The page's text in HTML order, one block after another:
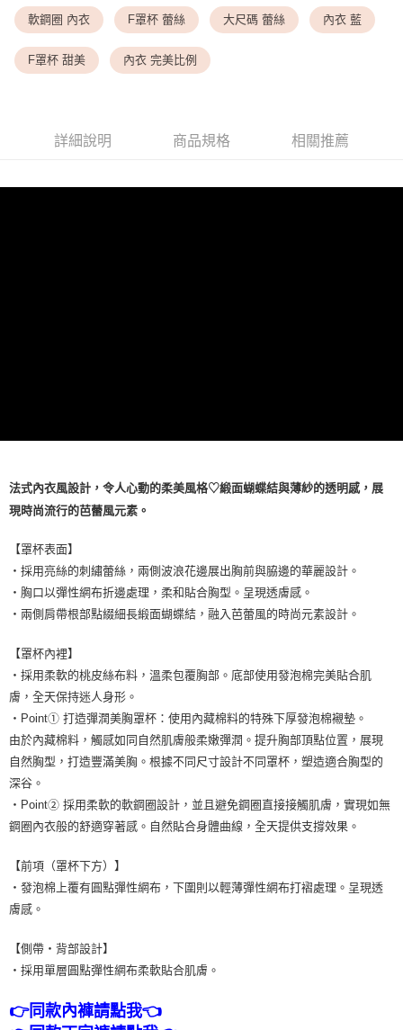
<無合作配送請勿選取>付款後萊爾富取貨
每筆NT$9,999
付款後7-11取貨
軟鋼圈 內衣 F罩杯 蕾絲 大尺碼 蕾絲 內衣 藍
F罩杯 甜美 內衣 完美比例
詳細說明 商品規格 相關推薦
法式內衣風設計，令人心動的柔美風格♡緞面蝴蝶結與薄紗的透明感，展
現時尚流行的芭蕾風元素。
【罩杯表面】
・採用亮絲的刺繡蕾絲，兩側波浪花邊展出胸前與脇邊的華麗設計。
・胸口以彈性網布折邊處理，柔和貼合胸型。呈現透膚感。
・兩側肩帶根部點綴細長緞面蝴蝶結，融入芭蕾風的時尚元素設計。
【罩杯內裡】
・採用柔軟的桃皮絲布料，溫柔包覆胸部。底部使用發泡棉完美貼合肌
膚，全天保持迷人身形。
・Point① 打造彈潤美胸罩杯：使用內藏棉料的特殊下厚發泡棉襯墊。
由於內藏棉料，觸感如同自然肌膚般柔嫩彈潤。提升胸部頂點位置，展現
自然胸型，打造豐滿美胸。根據不同尺寸設計不同罩杯，塑造適合胸型的
深谷。
・Point② 採用柔軟的軟鋼圈設計，並且避免鋼圈直接接觸肌膚，實現如無
鋼圈內衣般的舒適穿著感。自然貼合身體曲線，全天提供支撐效果。
【前項（罩杯下方）】
・發泡棉上覆有圓點彈性網布，下圍則以輕薄彈性網布打褶處理。呈現透
膚感。
【側帶・背部設計】
・採用單層圓點彈性網布柔軟貼合肌膚。
👉同款內褲請點我👈